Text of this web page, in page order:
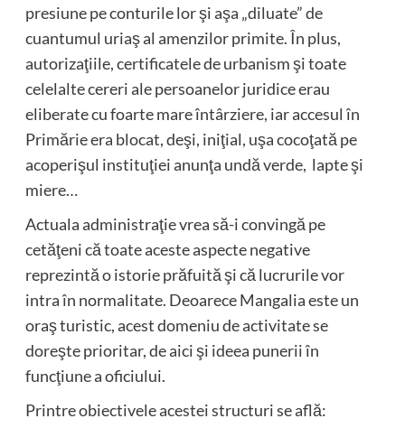
presiune pe conturile lor şi aşa „diluate” de
cuantumul uriaş al amenzilor primite. În plus,
autorizaţiile, certificatele de urbanism şi toate
celelalte cereri ale persoanelor juridice erau
eliberate cu foarte mare întârziere, iar accesul în
Primărie era blocat, deşi, iniţial, uşa cocoţată pe
acoperişul instituţiei anunţa undă verde, lapte şi
miere…
Actuala administraţie vrea să-i convingă pe
cetăţeni că toate aceste aspecte negative
reprezintă o istorie prăfuită şi că lucrurile vor
intra în normalitate. Deoarece Mangalia este un
oraş turistic, acest domeniu de activitate se
doreşte prioritar, de aici şi ideea punerii în
funcţiune a oficiului.
Printre obiectivele acestei structuri se află: